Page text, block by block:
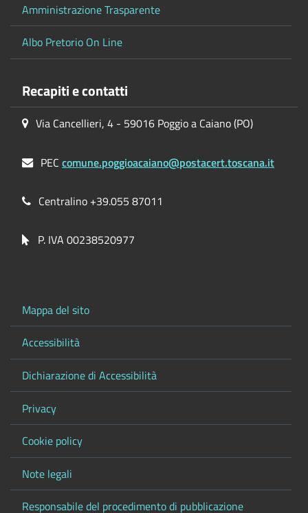
Amministrazione Trasparente
Albo Pretorio On Line
Recapiti e contatti
Via Cancellieri, 4 - 59016 Poggio a Caiano (PO)
PECcomune.poggioacaiano@postacert.toscana.it
Centralino +39.055 87011
P. IVA 00238520977
Mappa del sito
Accessibilità
Dichiarazione di Accessibilità
Privacy
Cookie policy
Note legali
Responsabile del procedimento di pubblicazione